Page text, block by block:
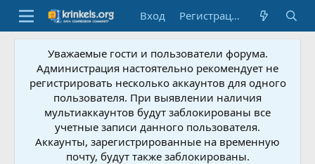
Вход Регистрация
Уважаемые гости и пользователи форума.
Администрация настоятельно рекомендует не
регистрировать несколько аккаунтов для одного
пользователя. При выявлении наличия
мультиаккаунтов будут заблокированы все
учетные записи данного пользователя.
Аккаунты, зарегистрированные на временную
почту, будут также заблокированы.